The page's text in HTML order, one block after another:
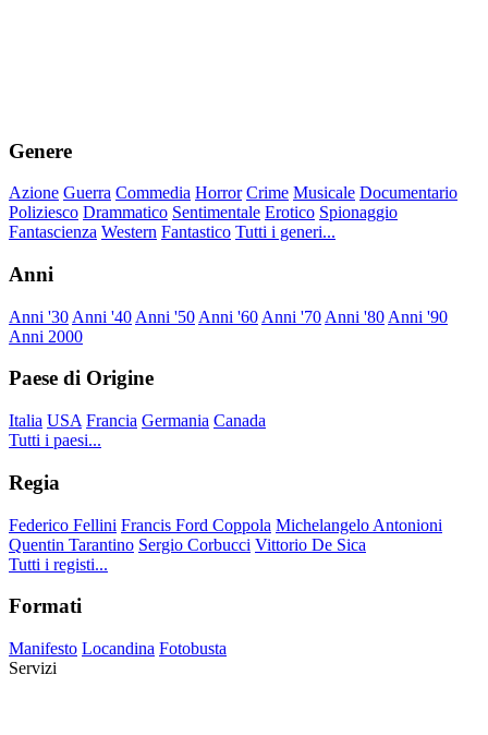
Genere
Azione Guerra Commedia Horror Crime Musicale Documentario
Poliziesco Drammatico Sentimentale Erotico Spionaggio
Fantascienza Western Fantastico Tutti i generi...
Anni
Anni '30 Anni '40 Anni '50 Anni '60 Anni '70 Anni '80 Anni '90
Anni 2000
Paese di Origine
Italia USA Francia Germania Canada
Tutti i paesi...
Regia
Federico Fellini Francis Ford Coppola Michelangelo Antonioni
Quentin Tarantino Sergio Corbucci Vittorio De Sica
Tutti i registi...
Formati
Manifesto Locandina Fotobusta
Servizi